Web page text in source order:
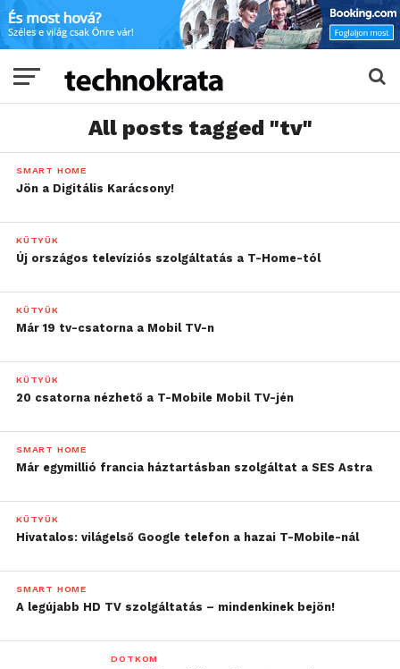
All posts tagged "tv"
SMART HOME
Jön a Digitális Karácsony!
KÜTYÜK
Új országos televíziós szolgáltatás a T-Home-tól
KÜTYÜK
Már 19 tv-csatorna a Mobil TV-n
KÜTYÜK
20 csatorna nézhető a T-Mobile Mobil TV-jén
SMART HOME
Már egymillió francia háztartásban szolgáltat a SES Astra
KÜTYÜK
Hivatalos: világelső Google telefon a hazai T-Mobile-nál
SMART HOME
A legújabb HD TV szolgáltatás – mindenkinek bejön!
DOTKOM